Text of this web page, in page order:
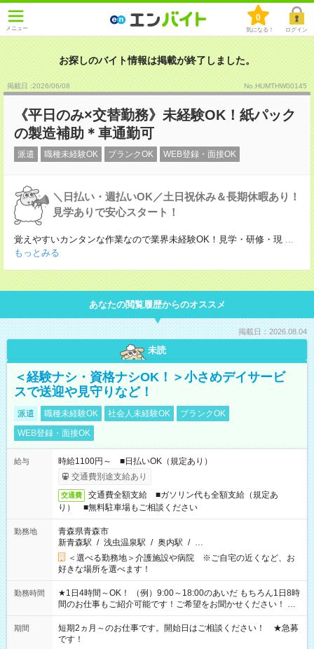
メニュー
0
気になる！ ログイン
お探しのバイト情報は掲載が終了しました。
掲載日 :2026/06/08 No.HUMTHW00145
《平日のみ×交替勤務》未経験OK！紙パック
の製造補助＊車通勤可
派遣 職種未経験OK ブランクOK WEB登録・面接OK
＼日払い・週払いOK／土日祝休み＆長期休暇あり！
見学ありで安心スタート！
覚えやすいカンタンな作業なので業界未経験OK！見学・研修・現 ...
もっとみる
あなたの閲覧履歴からのオススメ
掲載日：2026.08.04
未読
＜経験ナシ・資格ナシOK！＞小さめデイサービ
スで送迎や見守りなど！
派遣 職種未経験OK 社会人未経験OK
ブランクOK
WEB登録・面接OK
給与
時給1100円～ ■日払いOK（規定あり）
交通費別途支給あり
交通費
交通費全額支給 ■ガソリン代も全額支給（規定あ
り） ■無料駐車場もご相談ください
勤務地
青森県青森市
新青森駅 / 浅虫温泉駅 / 奥内駅 / …
＜選べる勤務地＞介護施設や病院 ※ご自宅の近くなど、お
好きな場所を選べます！
勤務時間
★1日4時間～OK！ （例）9:00～18:00のあいだ もちろん1日8時
間のお仕事もご紹介可能です！ご希望をお聞かせください！ ★
家庭の都合でお休みが必要な場合も遠慮なくご相談ください。
※週最低15時間以上の勤務が必要です
期間
短期2ヵ月～のお仕事です。開始日はご相談ください！ ★急募
です！